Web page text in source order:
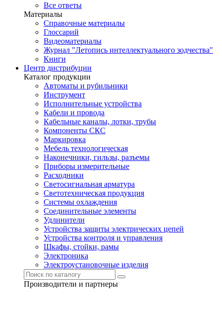
Все ответы
Материалы
Справочные материалы
Глоссарий
Видеоматериалы
Журнал "Летопись интеллектуального зодчества"
Книги
Центр дистрибуции
Каталог продукции
Автоматы и рубильники
Инструмент
Исполнительные устройства
Кабели и провода
Кабельные каналы, лотки, трубы
Компоненты СКС
Маркировка
Мебель технологическая
Наконечники, гильзы, разъемы
Приборы измерительные
Расходники
Светосигнальная арматура
Светотехническая продукция
Системы охлаждения
Соединительные элементы
Удлинители
Устройства защиты электрических цепей
Устройства контроля и управления
Шкафы, стойки, рамы
Электроника
Электроустановочные изделия
Производители и партнеры